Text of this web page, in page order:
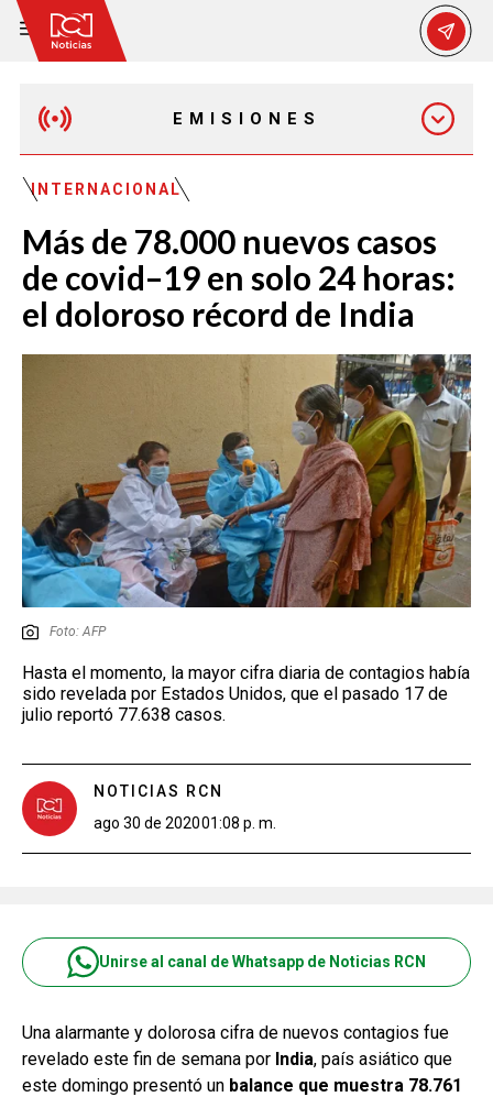
EMISIONES
EMISIÓN 12:30 PM
EMISIÓN 7:00 PM
INTERNACIONAL
Más de 78.000 nuevos casos
de covid–19 en solo 24 horas:
el doloroso récord de India
Foto: AFP
Hasta el momento, la mayor cifra diaria de contagios había
sido revelada por Estados Unidos, que el pasado 17 de
julio reportó 77.638 casos.
NOTICIAS RCN
ago 30 de 202001:08 p. m.
Unirse al canal de Whatsapp de Noticias RCN
Una alarmante y dolorosa cifra de nuevos contagios fue
revelado este fin de semana por India, país asiático que
este domingo presentó un balance que muestra 78.761